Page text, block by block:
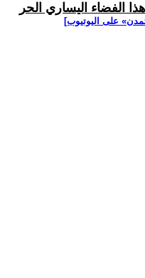
الفضاء اليساري الحر
على اليوتيوب]